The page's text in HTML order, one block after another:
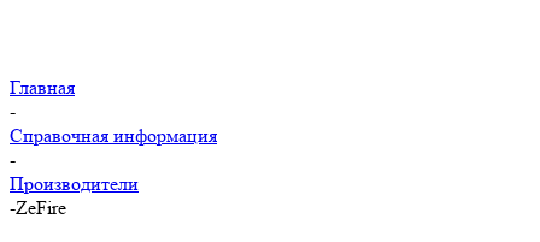
Главная
-
Справочная информация
-
Производители
-ZeFire